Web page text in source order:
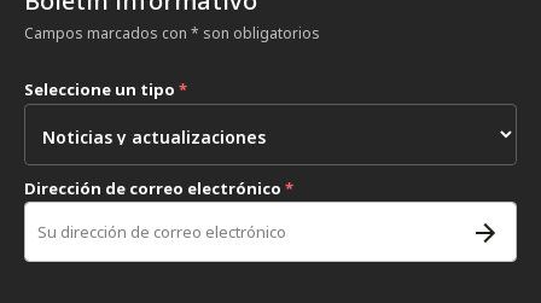
Campos marcados con * son obligatorios
Seleccione un tipo *
Dirección de correo electrónico *